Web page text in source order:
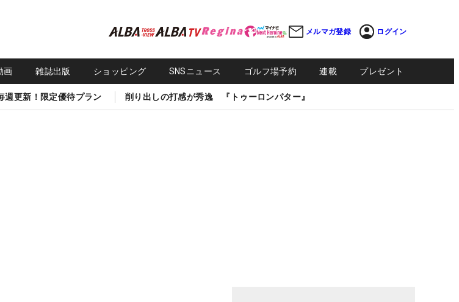
メルマガ登録 ログイン
画 雑誌出版 ショッピング SNSニュース ゴルフ場予約 連載 プレゼント
週更新！限定優待プラン 削り出しの打感が秀逸 『トゥーロンパター』